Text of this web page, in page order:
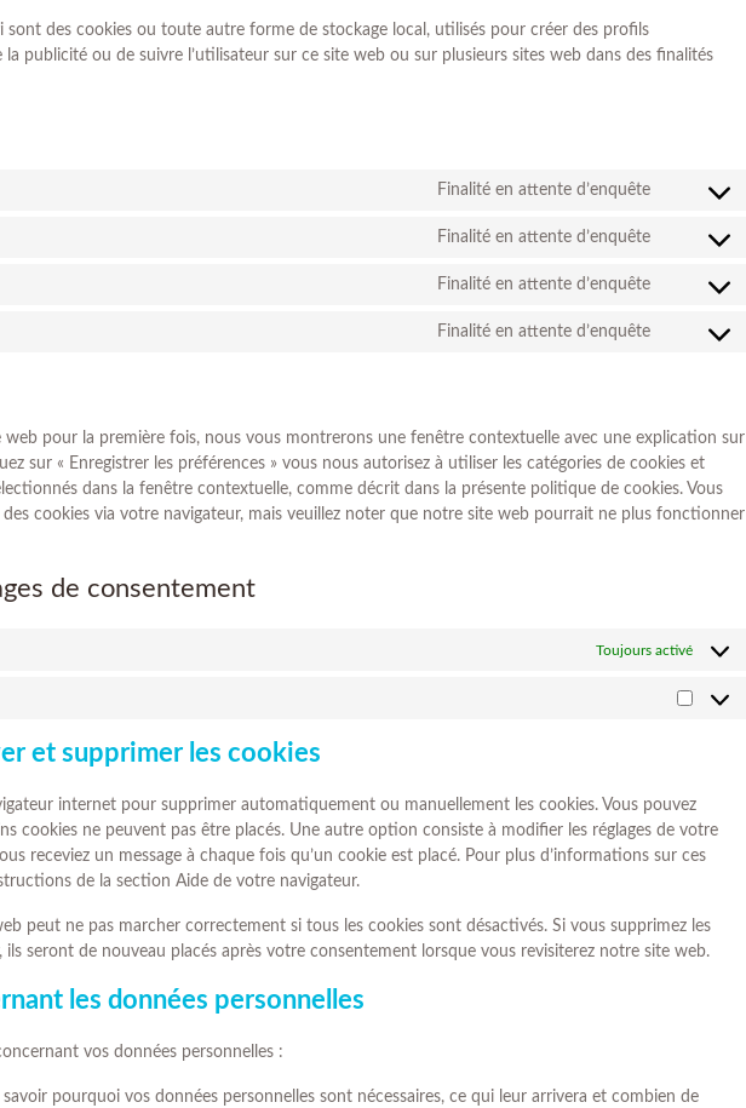
sont des cookies ou toute autre forme de stockage local, utilisés pour créer des profils
la publicité ou de suivre l’utilisateur sur ce site web ou sur plusieurs sites web dans des finalités
Finalité en attente d’enquête
Finalité en attente d’enquête
Finalité en attente d’enquête
Finalité en attente d’enquête
web pour la première fois, nous vous montrerons une fenêtre contextuelle avec une explication sur
sur « Enregistrer les préférences » vous nous autorisez à utiliser les catégories de cookies et
dans la fenêtre contextuelle, comme décrit dans la présente politique de cookies. Vous
cookies via votre navigateur, mais veuillez noter que notre site web pourrait ne plus fonctionner
de consentement
Toujours activé
et supprimer les cookies
internet pour supprimer automatiquement ou manuellement les cookies. Vous pouvez
cookies ne peuvent pas être placés. Une autre option consiste à modifier les réglages de votre
receviez un message à chaque fois qu’un cookie est placé. Pour plus d’informations sur ces
de la section Aide de votre navigateur.
peut ne pas marcher correctement si tous les cookies sont désactivés. Si vous supprimez les
ils seront de nouveau placés après votre consentement lorsque vous revisiterez notre site web.
les données personnelles
vos données personnelles :
pourquoi vos données personnelles sont nécessaires, ce qui leur arrivera et combien de